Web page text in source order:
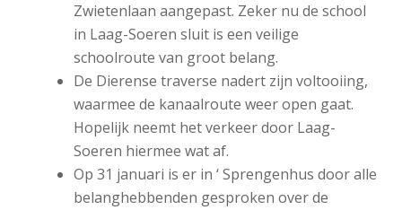
Zwietenlaan aangepast. Zeker nu de school
in Laag-Soeren sluit is een veilige
schoolroute van groot belang.
De Dierense traverse nadert zijn voltooiing,
waarmee de kanaalroute weer open gaat.
Hopelijk neemt het verkeer door Laag-
Soeren hiermee wat af.
Op 31 januari is er in ‘ Sprengenhus door alle
belanghebbenden gesproken over de